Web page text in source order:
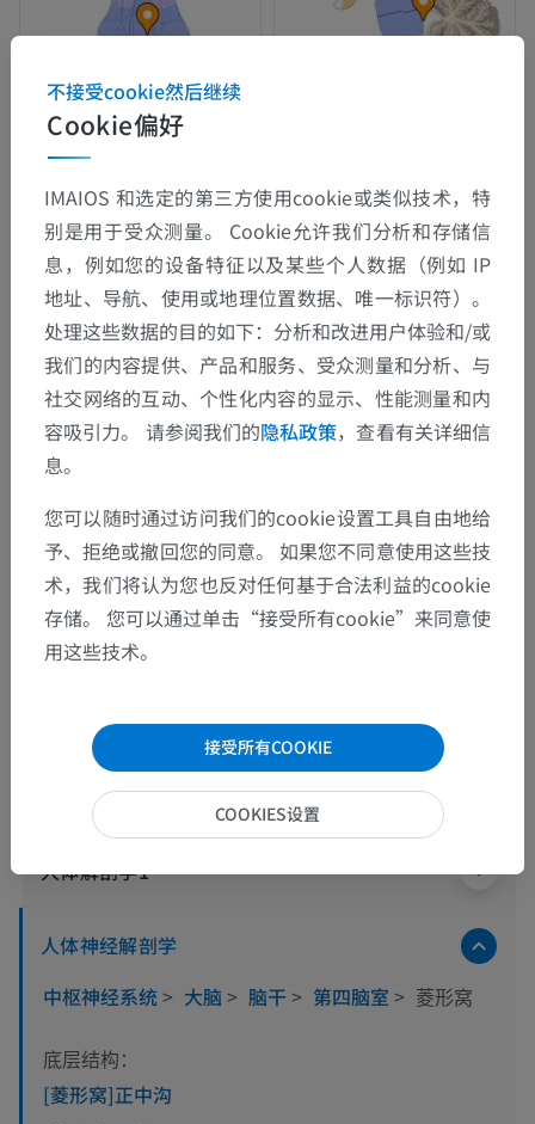
人体解剖学2
人体解剖学1
人体神经解剖学
中枢神经系统> 大脑 > 脑干> 第四脑室 > 菱形窝
底层结构：
[菱形窝]正中沟
Cookie偏好
不接受cookie然后继续
IMAIOS 和选定的第三方使用cookie或类似技术，特
别是用于受众测量。 Cookie允许我们分析和存储信
息，例如您的设备特征以及某些个人数据（例如 IP
地址、导航、使用或地理位置数据、唯一标识符）。
处理这些数据的目的如下：分析和改进用户体验和/或
我们的内容提供、产品和服务、受众测量和分析、与
社交网络的互动、个性化内容的显示、性能测量和内
容吸引力。 请参阅我们的隐私政策，查看有关详细信
息。
您可以随时通过访问我们的cookie设置工具自由地给
予、拒绝或撤回您的同意。 如果您不同意使用这些技
术，我们将认为您也反对任何基于合法利益的cookie
存储。 您可以通过单击“接受所有cookie”来同意使
用这些技术。
接受所有COOKIE
COOKIES设置